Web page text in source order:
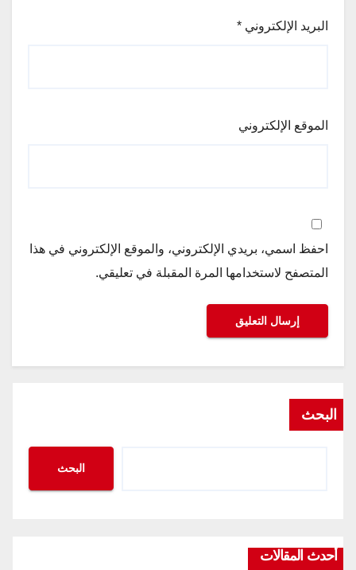
البريد الإلكتروني *
الموقع الإلكتروني
احفظ اسمي، بريدي الإلكتروني، والموقع الإلكتروني في هذا
المتصفح لاستخدامها المرة المقبلة في تعليقي.
البحث
البحث
أحدث المقالات